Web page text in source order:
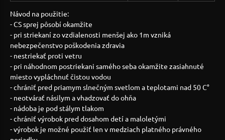
Návod na použitie:
- CS sprej pôsobí okamžite
- pri striekaní zo vzdialenosti menšej ako 1m vzniká
nebezpečenstvo poškodenia zdravia
- nestriekať proti vetru
- pri náhodnom postriekani samého seba okamžite zasiahnuté
miesto vypláchnuť čistou vodou
- chrániť pred priamym slnečným svetlom a teplotami nad 50 C°
- neotvárať násilym a vhadzovať do ohňa
- nádoba je pod stálym tlakom
- chrániť výrobok pred dosahom detí a maloletými
- výrobok je možné použiť len v medziach platného právného